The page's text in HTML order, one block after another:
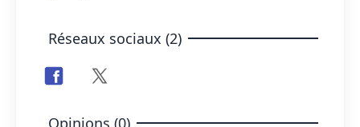
Réseaux sociaux (2)
Opinions (0)